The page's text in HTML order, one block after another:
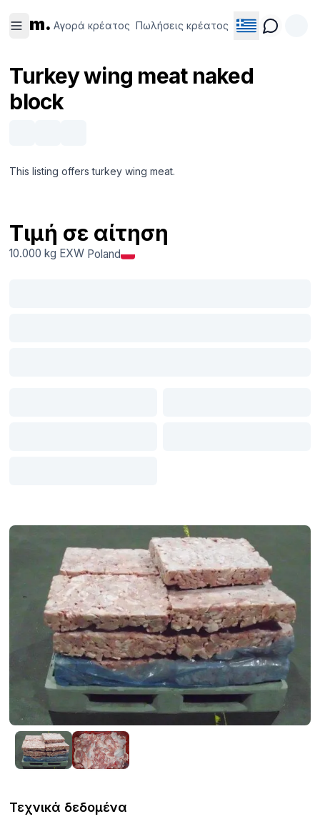
m. Αγορά κρέατος Πωλήσεις κρέατος
κρέατος κρέατος
Turkey wing meat naked
block
This listing offers turkey wing meat.
Τιμή σε αίτηση
10.000 kg EXW Poland
Τεχνικά δεδομένα